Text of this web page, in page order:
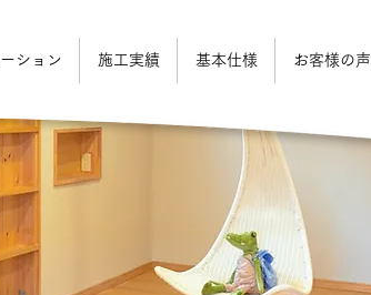
ション 施工実績 基本仕様 お客様の声